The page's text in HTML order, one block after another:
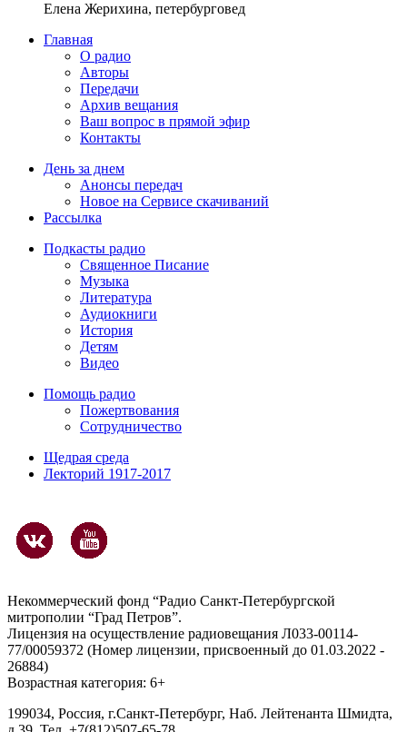
Елена Жерихина, петербурговед
Главная
О радио
Авторы
Передачи
Архив вещания
Ваш вопрос в прямой эфир
Контакты
День за днем
Анонсы передач
Новое на Сервисе скачиваний
Рассылка
Подкасты радио
Священное Писание
Музыка
Литература
Аудиокниги
История
Детям
Видео
Помощь радио
Пожертвования
Сотрудничество
Щедрая среда
Лекторий 1917-2017
Некоммерческий фонд “Радио Санкт-Петербургской
митрополии “Град Петров”.
Лицензия на осуществление радиовещания Л033-00114-
77/00059372 (Номер лицензии, присвоенный до 01.03.2022 -
26884)
Возрастная категория: 6+
199034, Россия, г.Санкт-Петербург, Наб. Лейтенанта Шмидта,